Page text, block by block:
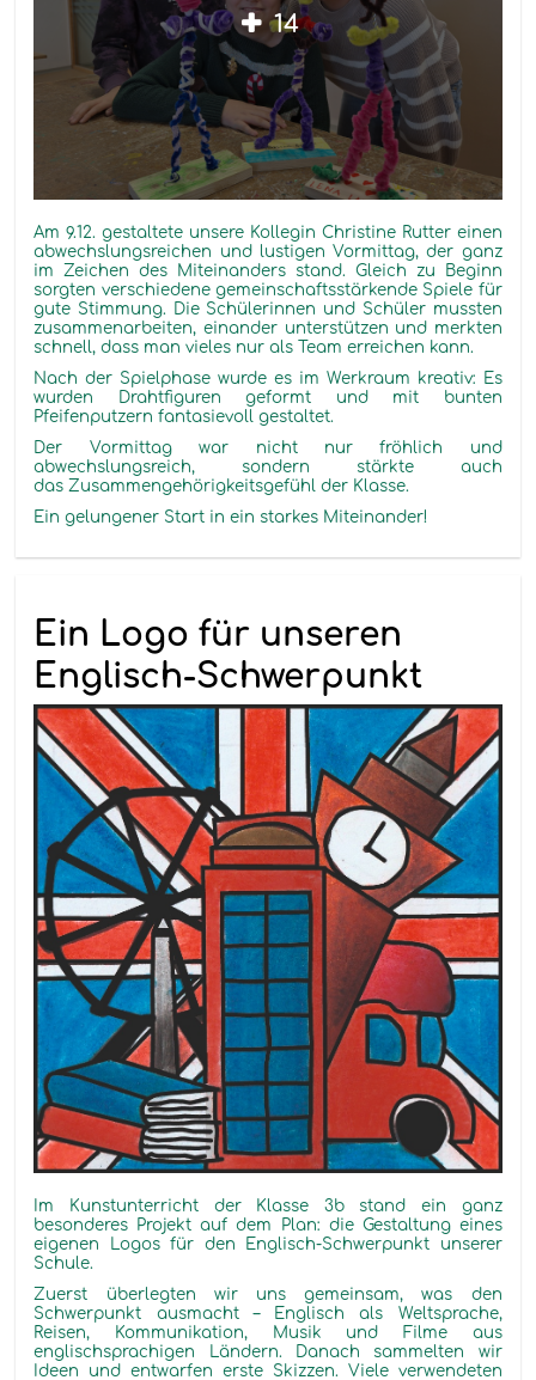
14
Am 9.12. gestaltete unsere Kollegin Christine Ruttereinen
abwechslungsreichen und lustigen Vormittag, der ganz
im Zeichen des Miteinanders stand. Gleich zu Beginn
sorgten verschiedene gemeinschaftsstärkende Spiele für
gute Stimmung. Die Schülerinnen und Schüler mussten
zusammenarbeiten, einander unterstützen und merkten
schnell, dass man vieles nur als Team erreichen kann.
Nach der Spielphase wurde es im Werkraum kreativ: Es
wurden Drahtfiguren geformt und mit bunten
Pfeifenputzern fantasievoll gestaltet.
Der Vormittag war nicht nur fröhlich und
abwechslungsreich, sondern stärkte auch
das Zusammengehörigkeitsgefühl der Klasse.
Ein gelungener Start in ein starkes Miteinander!
Ein Logo für unseren
Englisch-Schwerpunkt
Im Kunstunterricht der Klasse 3b stand ein ganz
besonderes Projekt auf dem Plan: die Gestaltung eines
eigenen Logos für den Englisch-Schwerpunkt unserer
Schule.
Zuerst überlegten wir uns gemeinsam, was den
Schwerpunkt ausmacht – Englisch als Weltsprache,
Reisen, Kommunikation, Musik und Filme aus
englischsprachigen Ländern. Danach sammelten wir
Ideen und entwarfen erste Skizzen. Viele verwendeten